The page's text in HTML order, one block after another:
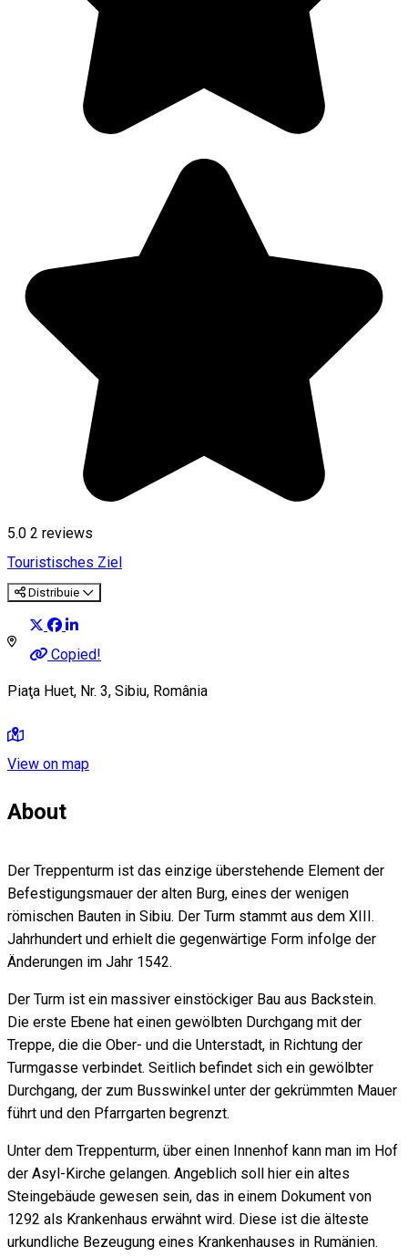
5.0 2 reviews
Touristisches Ziel
Distribuie
Copied!
Piaţa Huet, Nr. 3, Sibiu, România
View on map
About
Der Treppenturm ist das einzige überstehende Element der
Befestigungsmauer der alten Burg, eines der wenigen
römischen Bauten in Sibiu. Der Turm stammt aus dem XIII.
Jahrhundert und erhielt die gegenwärtige Form infolge der
Änderungen im Jahr 1542.
Der Turm ist ein massiver einstöckiger Bau aus Backstein.
Die erste Ebene hat einen gewölbten Durchgang mit der
Treppe, die die Ober- und die Unterstadt, in Richtung der
Turmgasse verbindet. Seitlich befindet sich ein gewölbter
Durchgang, der zum Busswinkel unter der gekrümmten Mauer
führt und den Pfarrgarten begrenzt.
Unter dem Treppenturm, über einen Innenhof kann man im Hof
der Asyl-Kirche gelangen. Angeblich soll hier ein altes
Steingebäude gewesen sein, das in einem Dokument von
1292 als Krankenhaus erwähnt wird. Diese ist die älteste
urkundliche Bezeugung eines Krankenhauses in Rumänien.